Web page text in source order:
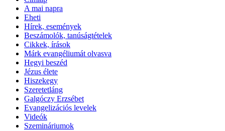
A mai napra
Eheti
Hírek, események
Beszámolók, tanúságtételek
Cikkek, írások
Márk evangéliumát olvasva
Hegyi beszéd
Jézus élete
Hiszekegy
Szeretetláng
Galgóczy Erzsébet
Evangelizációs levelek
Videók
Szemináriumok